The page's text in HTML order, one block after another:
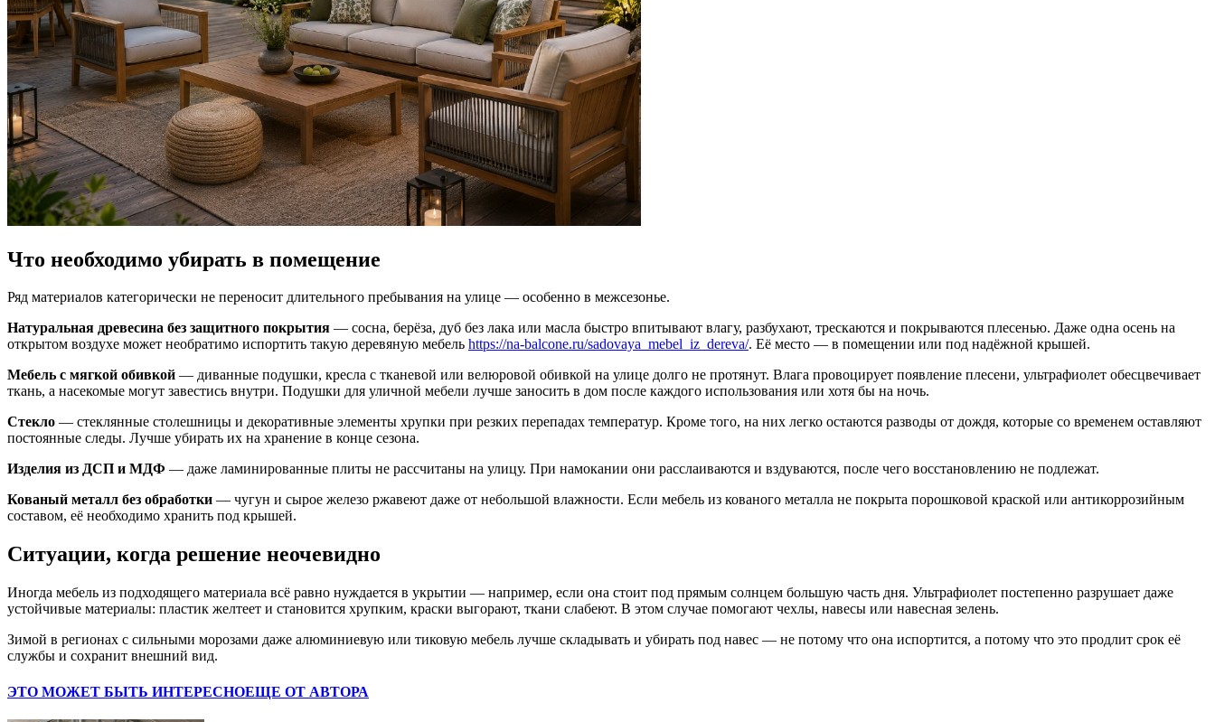
Что необходимо убирать в помещение
Ряд материалов категорически не переносит длительного пребывания на улице — особенно в межсезонье.
Натуральная древесина без защитного покрытия — сосна, берёза, дуб без лака или масла быстро впитывают влагу, разбухают, трескаются и покрываются плесенью. Даже одна осень на
открытом воздухе может необратимо испортить такую деревяную мебель https://na-balcone.ru/sadovaya_mebel_iz_dereva/. Её место — в помещении или под надёжной крышей.
Мебель с мягкой обивкой — диванные подушки, кресла с тканевой или велюровой обивкой на улице долго не протянут. Влага провоцирует появление плесени, ультрафиолет обесцвечивает
ткань, а насекомые могут завестись внутри. Подушки для уличной мебели лучше заносить в дом после каждого использования или хотя бы на ночь.
Стекло — стеклянные столешницы и декоративные элементы хрупки при резких перепадах температур. Кроме того, на них легко остаются разводы от дождя, которые со временем оставляют
постоянные следы. Лучше убирать их на хранение в конце сезона.
Изделия из ДСП и МДФ — даже ламинированные плиты не рассчитаны на улицу. При намокании они расслаиваются и вздуваются, после чего восстановлению не подлежат.
Кованый металл без обработки — чугун и сырое железо ржавеют даже от небольшой влажности. Если мебель из кованого металла не покрыта порошковой краской или антикоррозийным
составом, её необходимо хранить под крышей.
Ситуации, когда решение неочевидно
Иногда мебель из подходящего материала всё равно нуждается в укрытии — например, если она стоит под прямым солнцем большую часть дня. Ультрафиолет постепенно разрушает даже
устойчивые материалы: пластик желтеет и становится хрупким, краски выгорают, ткани слабеют. В этом случае помогают чехлы, навесы или навесная зелень.
Зимой в регионах с сильными морозами даже алюминиевую или тиковую мебель лучше складывать и убирать под навес — не потому что она испортится, а потому что это продлит срок её
службы и сохранит внешний вид.
ЭТО МОЖЕТ БЫТЬ ИНТЕРЕСНОЕЩЕ ОТ АВТОРА